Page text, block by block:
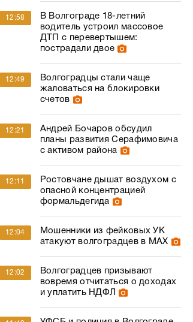
12:58
В Волгограде 18-летний
водитель устроил массовое
ДТП с перевертышем:
пострадали двое
12:49
Волгоградцы стали чаще
жаловаться на блокировки
счетов
12:21
Андрей Бочаров обсудил
планы развития Серафимовича
с активом района
12:11
Ростовчане дышат воздухом с
опасной концентрацией
формальдегида
12:04
Мошенники из фейковых УК
атакуют волгоградцев в МАХ
12:02
Волгоградцев призывают
вовремя отчитаться о доходах
и уплатить НДФЛ